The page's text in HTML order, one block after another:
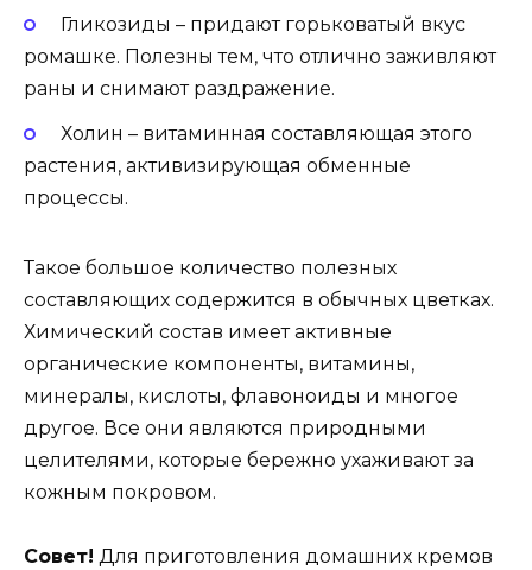
Гликозиды – придают горьковатый вкус
ромашке. Полезны тем, что отлично заживляют
раны и снимают раздражение.
Холин – витаминная составляющая этого
растения, активизирующая обменные
процессы.
Такое большое количество полезных
составляющих содержится в обычных цветках.
Химический состав имеет активные
органические компоненты, витамины,
минералы, кислоты, флавоноиды и многое
другое. Все они являются природными
целителями, которые бережно ухаживают за
кожным покровом.
Совет! Для приготовления домашних кремов